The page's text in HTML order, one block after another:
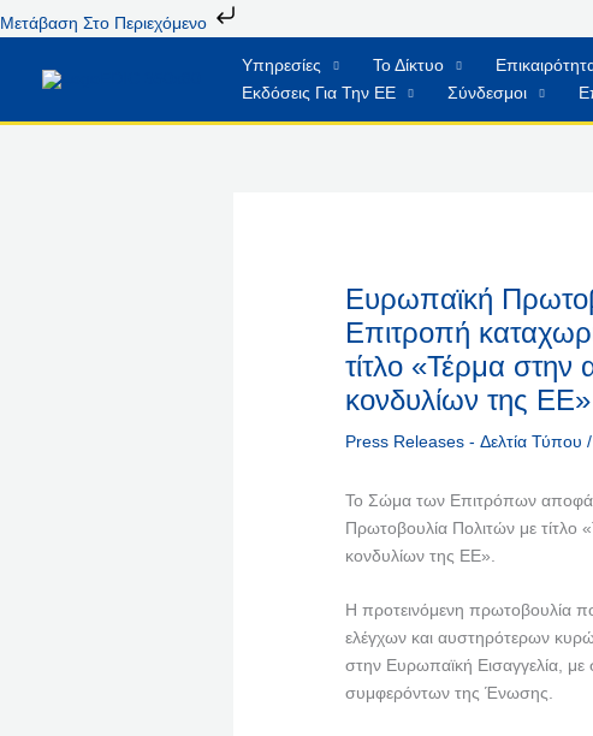
Μετάβαση Στο Περιεχόμενο
Στο
Περιεχόμενο
Υπηρεσίες Το Δίκτυο
Εκδόσεις Για Την ΕΕ
Σύνδεσμοι
Ευρωπαϊκή
Επιτροπή
τίτλο «Τέρμα στην
κονδυλίων της ΕΕ»
Press Releases - Δελτία Τύπου /
Το Σώμα των Επιτρόπων
Πρωτοβουλία Πολιτών με τίτλο
κονδυλίων της ΕΕ».
Η προτεινόμενη πρωτοβουλία
ελέγχων και αυστηρότερων
στην Ευρωπαϊκή Εισαγγελία,
συμφερόντων της Ένωσης.